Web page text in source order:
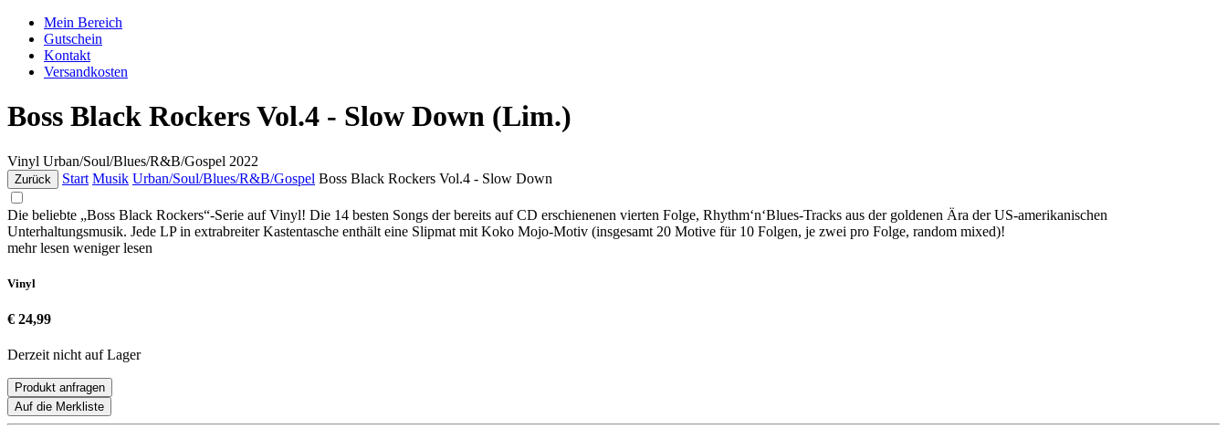
Mein Bereich
Gutschein
Kontakt
Versandkosten
Boss Black Rockers Vol.4 - Slow Down (Lim.)
Vinyl Urban/Soul/Blues/R&B/Gospel 2022
Zurück Start Musik Urban/Soul/Blues/R&B/Gospel Boss Black Rockers Vol.4 - Slow Down
Die beliebte „Boss Black Rockers“-Serie auf Vinyl! Die 14 besten Songs der bereits auf CD erschienenen vierten Folge, Rhythm‘n‘Blues-Tracks aus der goldenen Ära der US-amerikanischen
Unterhaltungsmusik. Jede LP in extrabreiter Kastentasche enthält eine Slipmat mit Koko Mojo-Motiv (insgesamt 20 Motive für 10 Folgen, je zwei pro Folge, random mixed)!
mehr lesen weniger lesen
Vinyl
€ 24,99
Derzeit nicht auf Lager
Produkt anfragen
Auf die Merkliste